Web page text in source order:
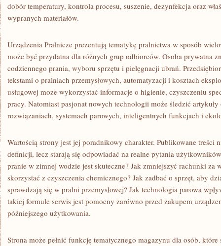
dobór temperatury, kontrola procesu, suszenie, dezynfekcja oraz
wypranych materiałów.
Urządzenia Pralnicze prezentują tematykę pralnictwa w sposób
może być przydatna dla różnych grup odbiorców. Osoba prywatna
codziennego prania, wyboru sprzętu i pielęgnacji ubrań.
tekstami o pralniach przemysłowych, automatyzacji i kosztach
usługowej może wykorzystać informacje o higienie, czyszczeniu
pracy. Natomiast pasjonat nowych technologii może śledzić
rozwiązaniach, systemach parowych, inteligentnych funkcjach i
Wartością strony jest jej poradnikowy charakter. Publikowane treści
definicji, lecz starają się odpowiadać na realne pytania
pranie w zimnej wodzie jest skuteczne? Jak zmniejszyć rachunki za
skorzystać z czyszczenia chemicznego? Jak zadbać o sprzęt, aby
sprawdzają się w pralni przemysłowej? Jak technologia parowa
takiej formule serwis jest pomocny zarówno przed zakupem
późniejszego użytkowania.
Strona może pełnić funkcję tematycznego magazynu dla osób,